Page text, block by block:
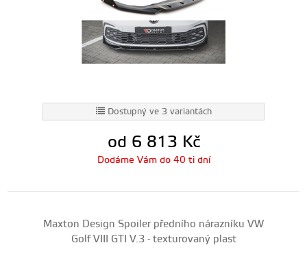
Dostupný ve 3 variantách
od 6 813 Kč
Dodáme Vám do 40 ti dní
Maxton Design Spoiler předního nárazníku VW
Golf VIII GTI V.3 - texturovaný plast